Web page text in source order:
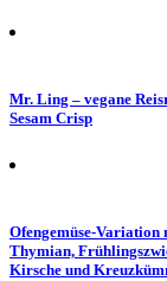
Mr. Ling – vegane
Sesam Crisp
Ofengemüse-
Thymian,
Kirsche und